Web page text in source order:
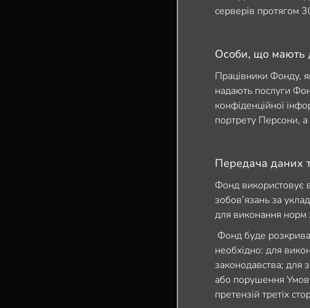
серверів протягом
Особи, що мають
Працівники Фонду,
надають послуги
конфіденційної
портрету Персони, а
Передача даних
Фонд використовує
зобов’язань за
для виконання норм
Фонд буде
необхідно: для
законодавства; для
або порушення Умов
претензій третіх